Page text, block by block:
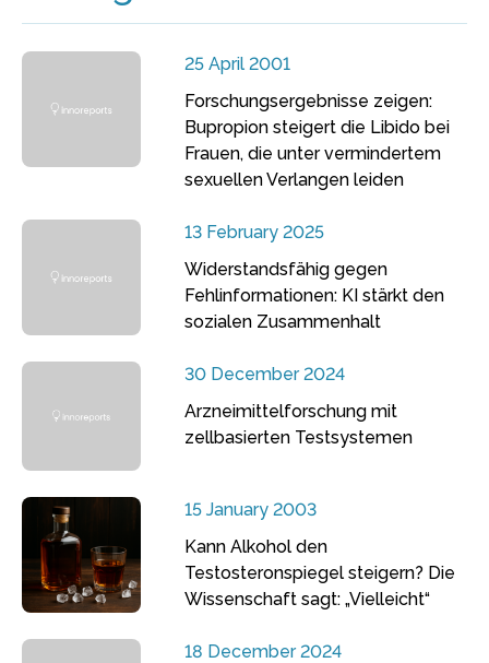
25 April 2001
Forschungsergebnisse zeigen:
Bupropion steigert die Libido bei
Frauen, die unter vermindertem
sexuellen Verlangen leiden
13 February 2025
Widerstandsfähig gegen
Fehlinformationen: KI stärkt den
sozialen Zusammenhalt
30 December 2024
Arzneimittelforschung mit
zellbasierten Testsystemen
15 January 2003
Kann Alkohol den
Testosteronspiegel steigern? Die
Wissenschaft sagt: „Vielleicht“
18 December 2024